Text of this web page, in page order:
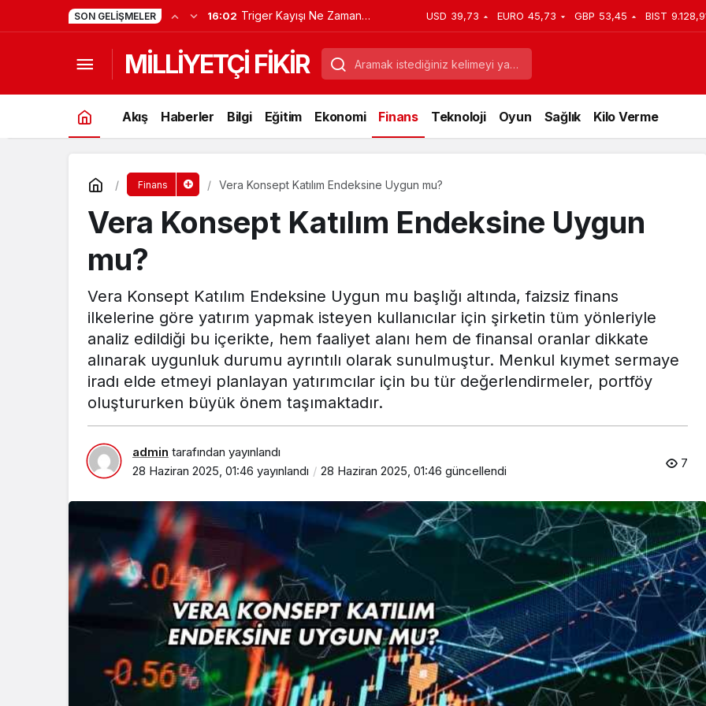
SON GELIŞMELER 16:02 Triger Kayışı Ne Zaman
Değişir?
USD 39,73 EURO 45,73 GBP 53,45 BIST
MİLLİYETÇİ FİKİR
Akış Haberler Bilgi Eğitim Ekonomi Finans Teknoloji Oyun Sağlık Kilo Verme
Finans Vera Konsept Katılım Endeksine Uygun mu?
Vera Konsept Katılım Endeksine Uygun
mu?
Vera Konsept Katılım Endeksine Uygun mu başlığı altında, faizsiz finans
ilkelerine göre yatırım yapmak isteyen kullanıcılar için şirketin tüm yönleriyle
analiz edildiği bu içerikte, hem faaliyet alanı hem de finansal oranlar dikkate
alınarak uygunluk durumu ayrıntılı olarak sunulmuştur. Menkul kıymet sermaye
iradı elde etmeyi planlayan yatırımcılar için bu tür değerlendirmeler, portföy
oluştururken büyük önem taşımaktadır.
admin tarafından yayınlandı
28 Haziran 2025, 01:46 yayınlandı 28 Haziran 2025, 01:46 güncellendi 7